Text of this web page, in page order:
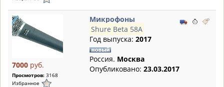
7000 руб.
Просмотров: 3168
Избранное
Микрофоны
Shure Beta 58A
Год выпуска: 2017
Россия. Москва
Опубликовано: 23.03.2017